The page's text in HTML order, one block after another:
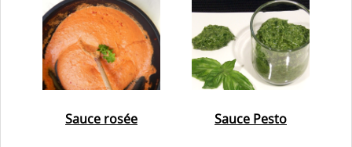
Sauce rosée Sauce Pesto